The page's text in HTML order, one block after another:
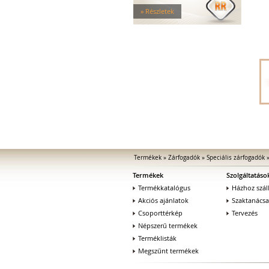
Tűzgátló zárfogadók
Nagy biztonságú zárfogadók
Zárfogadók üvegajtókhoz
» Részletek
Termékek» Zárfogadók» Speciális zárfogadók»
Termékek
Termékkatalógus
Akciós ajánlatok
Csoporttérkép
Népszerű termékek
Terméklisták
Megszűnt termékek
Házhoz
Tervezés